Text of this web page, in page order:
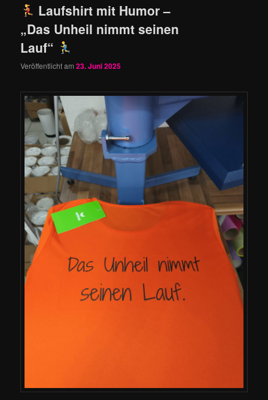
Laufshirt mit Humor –
„Das Unheil nimmt seinen
Lauf“
Veröffentlicht am23. Juni 2025